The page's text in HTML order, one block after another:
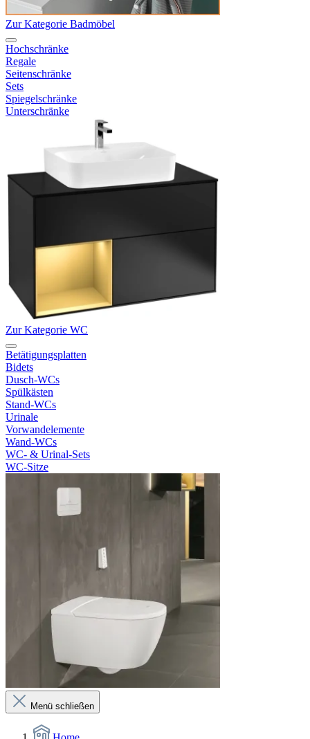
Zur Kategorie Badmöbel
Hochschränke
Regale
Seitenschränke
Sets
Spiegelschränke
Unterschränke
Zur Kategorie WC
Betätigungsplatten
Bidets
Dusch-WCs
Spülkästen
Stand-WCs
Urinale
Vorwandelemente
Wand-WCs
WC- & Urinal-Sets
WC-Sitze
Menü schließen